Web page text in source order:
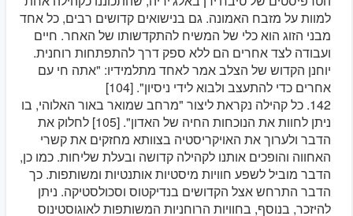
למוות על מזבח האמונה. גם בנישואים קדושים רבים, כל אחד
מבני הזוג הוא כלי של המשיח להתקדשותו של האחר. חיים
ועבודה לצד אחרים הם ללא ספק דרך להתפתחות רוחנית.
יוחנן הקדוש של הצלב אמר לאחד מתלמידיו: "אתה חי עם
אחרים כדי להתעצב ולבוא לידי ניסיון". [104]
142. כל קהילה נקראת ליצור "מרחב שמואר באור האלוהי, בו
ניתן לחוות את הנוכחות החיה של האדון". [105] לחלוק את
הדבר ולערוך את האויקריסטיה בצוותא מחזקים את קשרי
האחווה והופכים אותנו לקהילה קדושה ובעלת שליחות. כמו כן,
הדבר מוביל לשפע חוויות מיסטיות אותנטיות ומשותפות. כך
הדבר התרחש אצל הקדושים בנדיקטוס וסכולסטיקה. ניתן
להיזכר, בנוסף, בחוויות הרוחניות המשותפות לאוגוסטינוס